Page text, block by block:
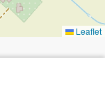
Leaflet